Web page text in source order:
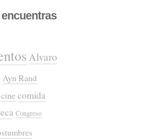
Alvaro
Ayn Rand
cine comida
Congreso